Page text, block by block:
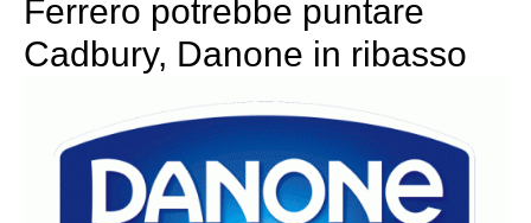
Ferrero potrebbe puntare
Cadbury, Danone in ribasso